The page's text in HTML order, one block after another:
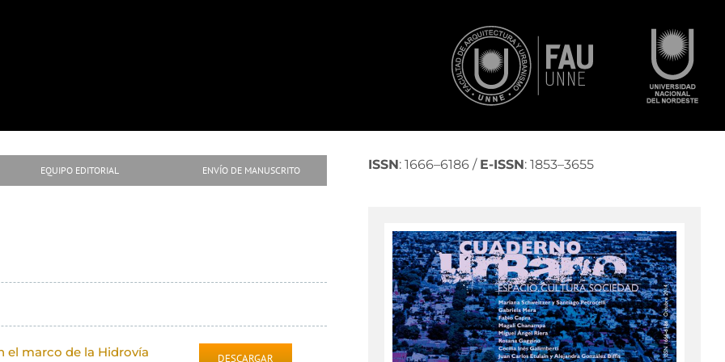
EQUIPO EDITORIAL ENVÍO DE MANUSCRITO ISSN: 1666–6186 / E-ISSN: 1853–3655
el marco de la Hidrovía
DESCARGAR